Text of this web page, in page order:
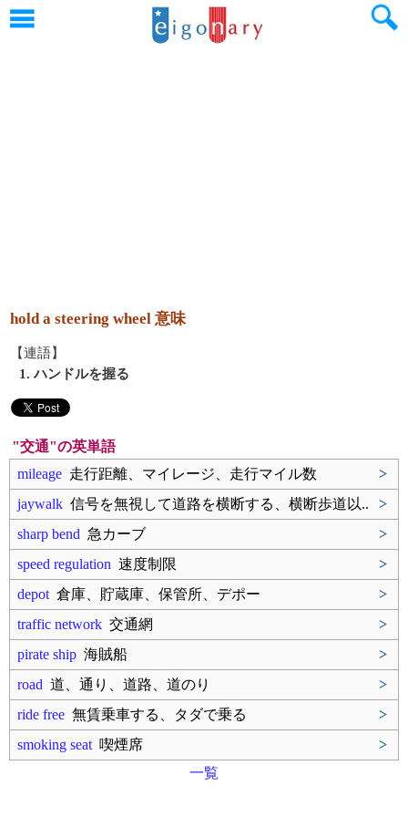
hold a steering wheel 意味
【連語】
1. ハンドルを握る
"交通"の英単語
mileage 走行距離、マイレージ、走行マイル数
>
jaywalk 信号を無視して道路を横断する、横断歩道以..
>
sharp bend 急カーブ
>
speed regulation 速度制限
>
depot 倉庫、貯蔵庫、保管所、デポー
>
traffic network 交通網
>
pirate ship 海賊船
>
road 道、通り、道路、道のり
>
ride free 無賃乗車する、タダで乗る
>
smoking seat 喫煙席
>
一覧